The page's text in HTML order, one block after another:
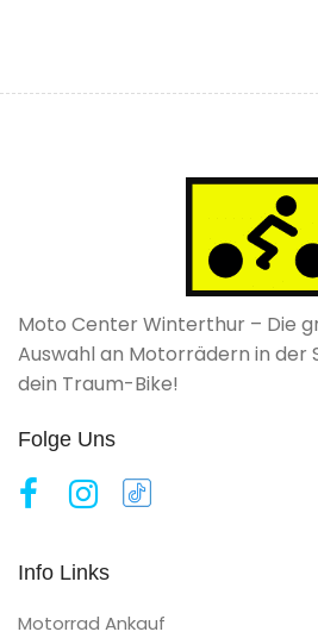
Moto Center Winterthur – Die
Auswahl an Motorrädern in der
dein Traum-Bike!
Folge Uns
Info Links
Motorrad Ankauf